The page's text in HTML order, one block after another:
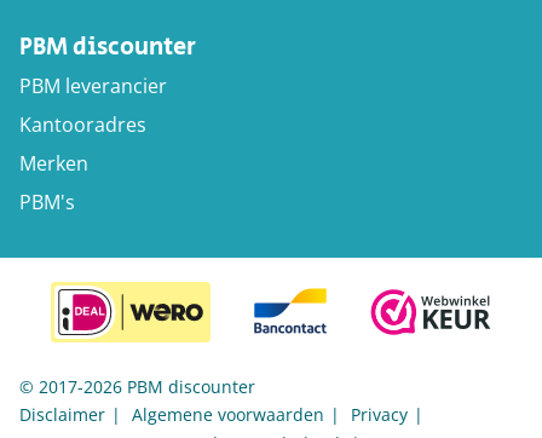
PBM discounter
PBM leverancier
Kantooradres
Merken
PBM's
© 2017-2026 PBM discounter
Disclaimer
Algemene voorwaarden
Privacy